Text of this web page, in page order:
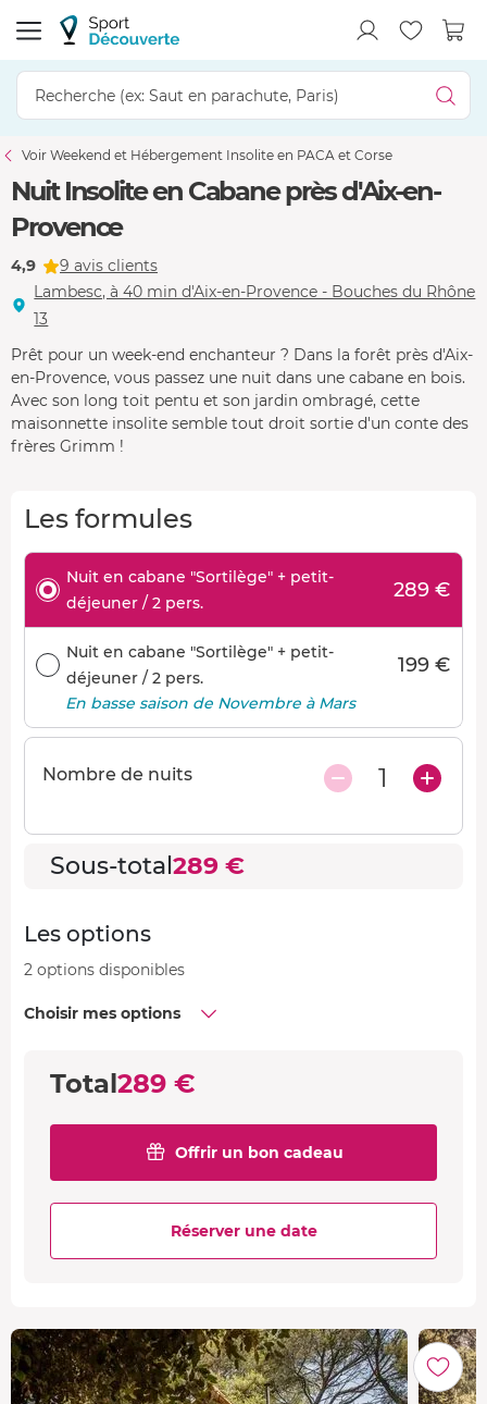
Voir Weekend et Hébergement Insolite en PACA et Corse
Nuit Insolite en Cabane près d'Aix-en-
Provence
4,9
9 avis clients
Lambesc, à 40 min d'Aix-en-Provence - Bouches du Rhône
13
Prêt pour un week-end enchanteur ? Dans la forêt près d'Aix-
en-Provence, vous passez une nuit dans une cabane en bois.
Avec son long toit pentu et son jardin ombragé, cette
maisonnette insolite semble tout droit sortie d'un conte des
frères Grimm !
Les formules
Nuit en cabane "Sortilège" + petit-
déjeuner / 2 pers.
289 €
Nuit en cabane "Sortilège" + petit-
déjeuner / 2 pers.
199 €
En basse saison de Novembre à Mars
Nombre de nuits 1
Sous-total 289 €
Les options
2 options disponibles
Choisir mes options
Total289 €
Offrir un bon cadeau
Réserver une date